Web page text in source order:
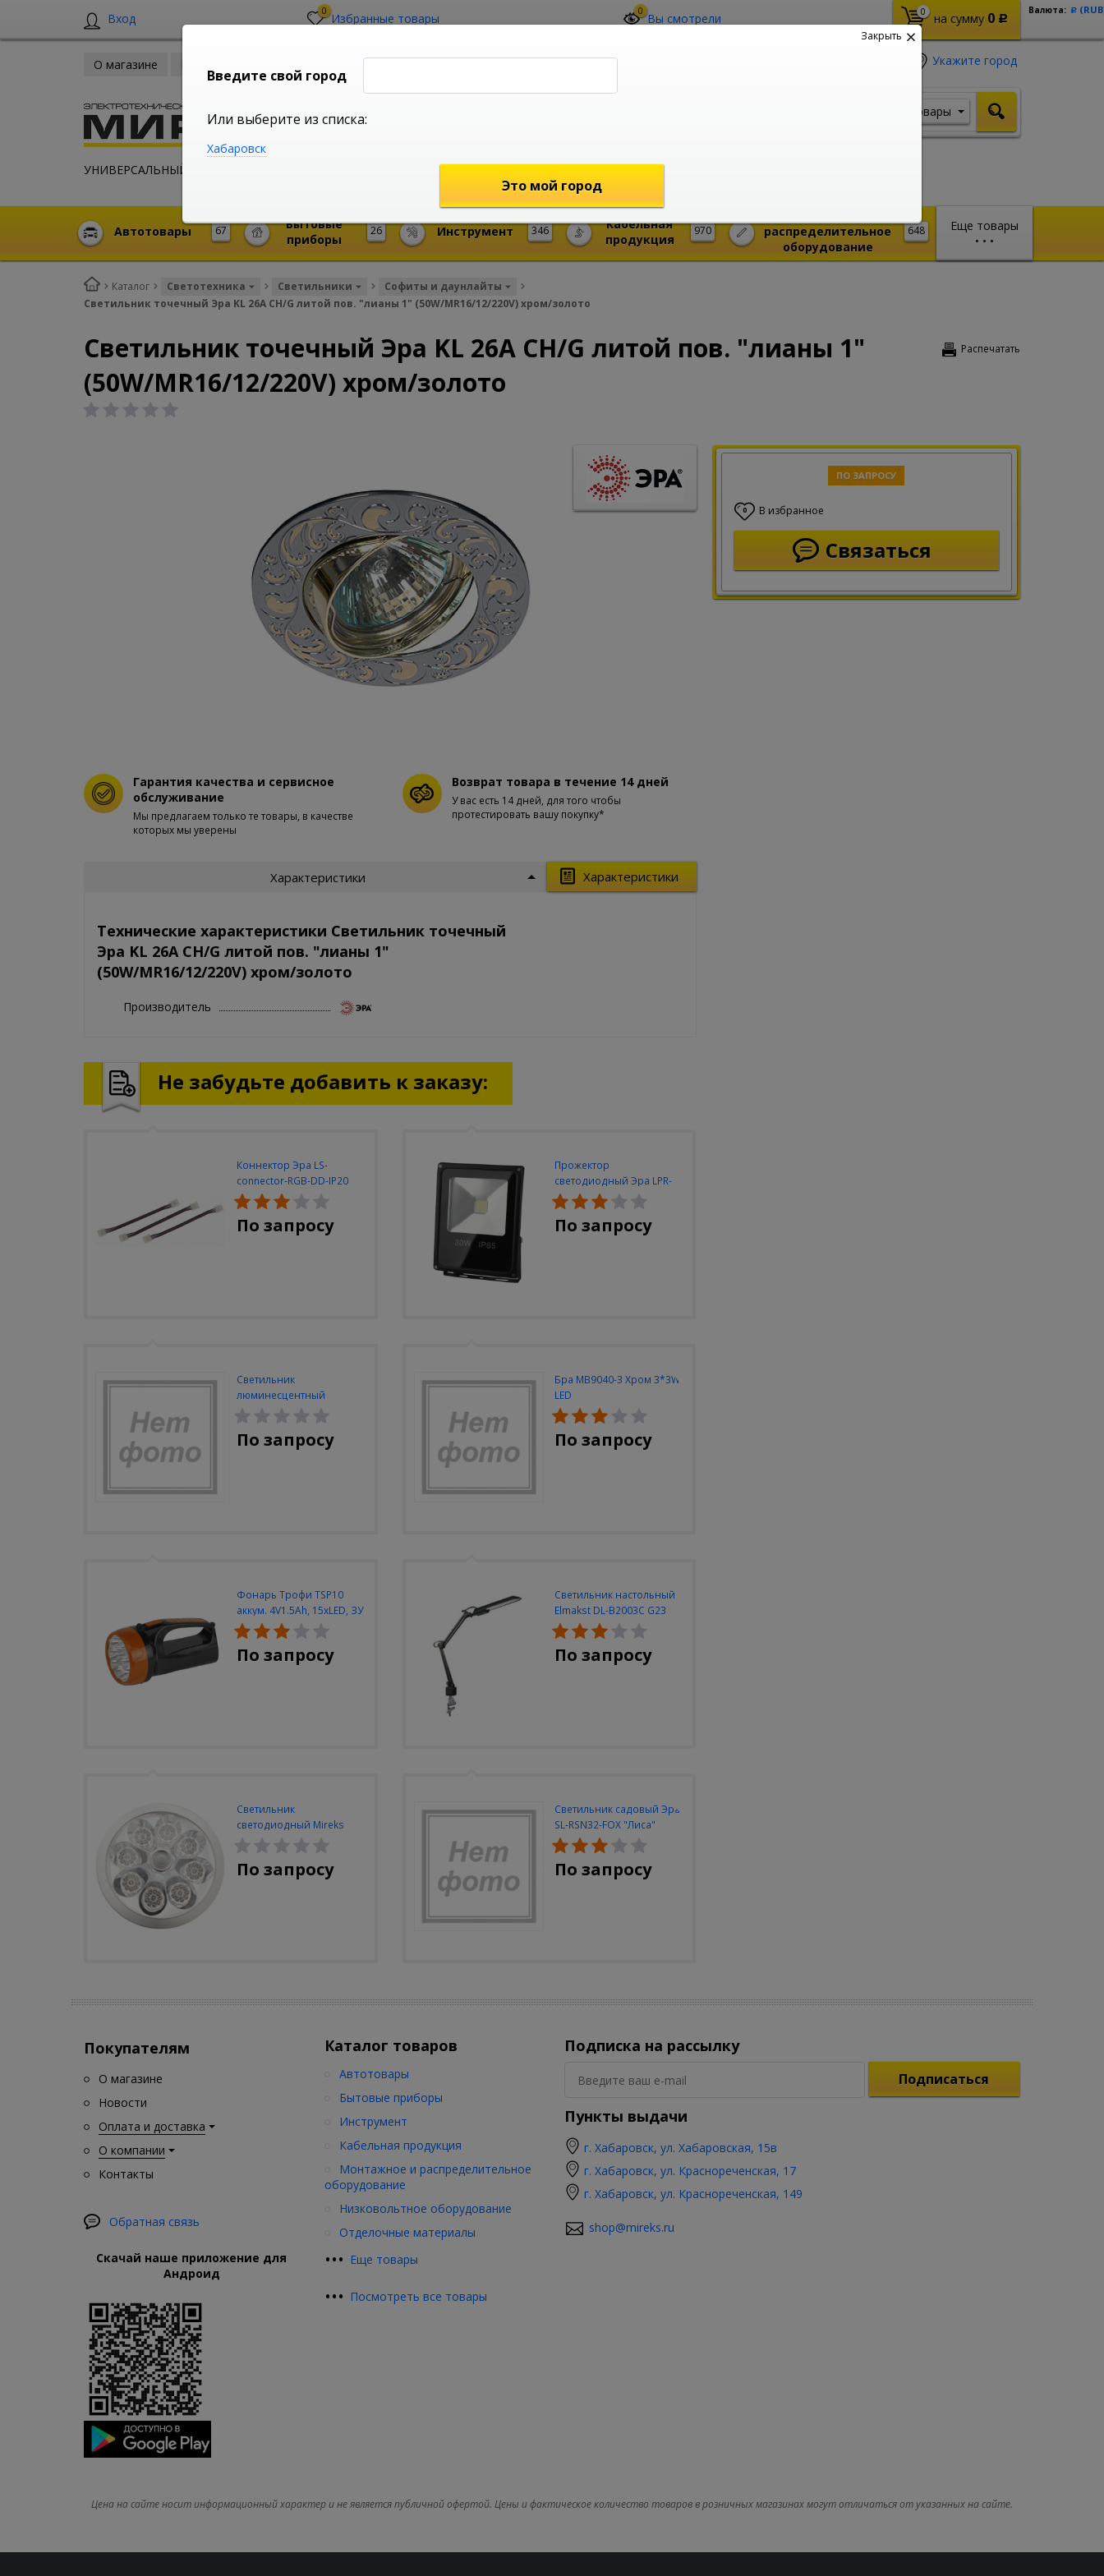
Вход 0 Избранные товары 0 Вы смотрели 0 на сумму 0 Р
Валюта: Р
О магазине
УНИВЕРСАЛЬНЫЙ ИНТЕРНЕТ МАГАЗИН
Укажите город
shop@mireks.ru
Товары
Еще товары
• • •
67
Автотовары 26
Бытовые
приборы
346
Инструмент 970
Кабельная
продукция
648
распределительное
оборудование
Каталог Светотехника Светильники
Софиты и даунлайты
Светильник точечный Эра KL 26A CH/G литой пов. "лианы 1" (50W/MR16/12/220V) хром/золото
Распечатать
Светильник точечный Эра KL 26A CH/G литой пов. "лианы 1"
(50W/MR16/12/220V) хром/золото
ПО ЗАПРОСУ
0 В избранное
Связаться
Гарантия качества и сервисное
обслуживание
Мы предлагаем только те товары, в качестве
которых мы уверены
Возврат товара в течение 14 дней
У вас есть 14 дней, для того чтобы
протестировать вашу покупку*
Характеристики
Характеристики
Технические характеристики Светильник точечный
Эра KL 26A CH/G литой пов. "лианы 1"
(50W/MR16/12/220V) хром/золото
Производитель
Не забудьте добавить к заказу:
Коннектор Эра LS-
connector-RGB-DD-IP20
(3шт/уп)
По запросу
Прожектор
светодиодный Эра LPR-
30W-6500K-M
По запросу
Светильник
люминесцентный
Navigator NEL-A2-E130-T4-
840/WH
По запросу
Бра MB9040-3 Хром 3*3W
LED
По запросу
Фонарь Трофи TSP10
аккум. 4V1.5Ah, 15xLED, ЗУ
вилка 220V
По запросу
Светильник настольный
Elmakst DL-B2003C G23
черный струбцина
По запросу
Светильник
светодиодный Mireks
С-310-80-S (5W/4000-
5000K/500lm/датчик
движения)
По запросу
Светильник садовый Эра
SL-RSN32-FOX "Лиса"
солн.бат, полистоун,
цветной, 32 см
По запросу
Покупателям
О магазине
Новости
Оплата и доставка
О компании
Контакты
Обратная связь
Скачай наше приложение для
Андроид
Каталог товаров
••• Еще товары
Автотовары
Бытовые приборы
Инструмент
Кабельная продукция
Монтажное и распределительное
оборудование
Низковольтное оборудование
Отделочные материалы
••• Посмотреть все товары
Подписка на рассылку
Подписаться
Пункты выдачи
г. Хабаровск, ул. Хабаровская, 15в
г. Хабаровск, ул. Краснореченская, 17
г. Хабаровск, ул. Краснореченская, 149
shop@mireks.ru
Цена на сайте носит информационный характер и не является публичной офертой. Цены и фактическое количество товаров в розничных магазинах могут отличаться от указанных на сайте.
Закрыть
Введите свой город
Или выберите из списка:
Хабаровск
Это мой город